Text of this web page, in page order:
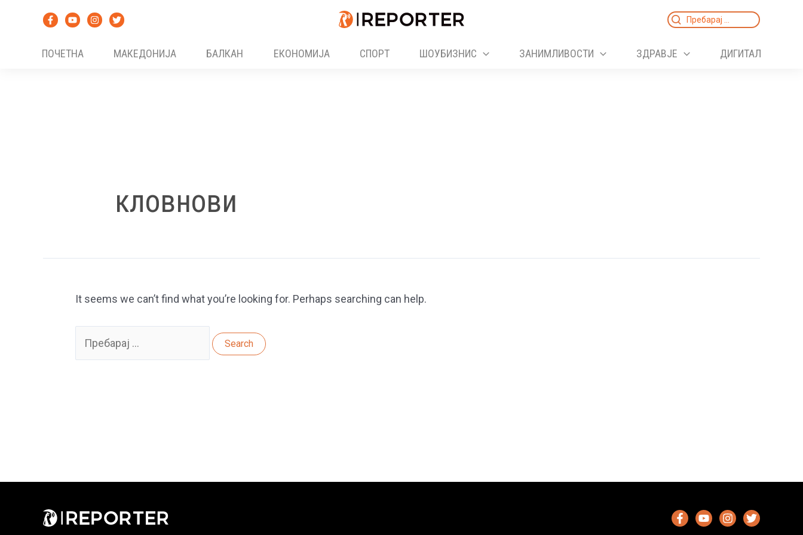
Search
ПОЧЕТНА
МАКЕДОНИЈА БАЛКАН ЕКОНОМИЈА СПОРТ ШОУБИЗНИС ЗАНИМЛИВОСТИ ЗДРАВЈЕ ДИГИТАЛ
кловнови
It seems we can’t find what you’re looking for. Perhaps searching can help.
for: